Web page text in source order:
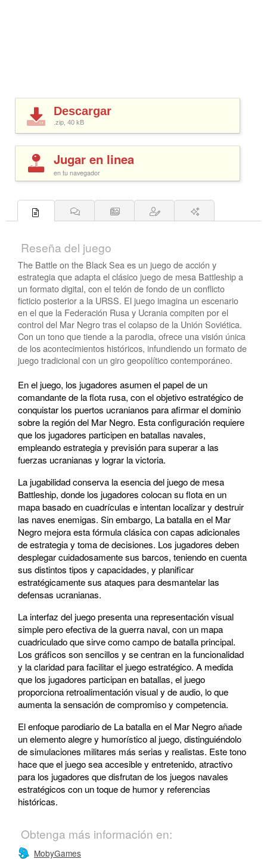
Descargar
.zip, 40 kB
Jugar en linea
en tu navegador
Reseña del juego
The Battle on the Black Sea es un juego de acción y
estrategia que adapta el clásico juego de mesa Battleship a
un formato digital, con el telón de fondo de un conflicto
ficticio posterior a la URSS. El juego imagina un escenario
en el que la Federación Rusa y Ucrania compiten por el
control del Mar Negro tras el colapso de la Unión Soviética.
Con un tono que tiende a la parodia, ofrece una visión única
de los acontecimientos históricos, infundiendo un formato de
juego tradicional con un giro geopolítico contemporáneo.
En el juego, los jugadores asumen el papel de un
comandante de la flota rusa, con el objetivo estratégico de
conquistar los puertos ucranianos para afirmar el dominio
sobre la región del Mar Negro. Esta configuración requiere
que los jugadores participen en batallas navales,
empleando estrategia y previsión para superar a las
fuerzas ucranianas y lograr la victoria.
La jugabilidad conserva la esencia del juego de mesa
Battleship, donde los jugadores colocan su flota en un
mapa basado en cuadrículas e intentan localizar y destruir
las naves enemigas. Sin embargo, La batalla en el Mar
Negro mejora esta fórmula clásica con capas adicionales
de estrategia y toma de decisiones. Los jugadores deben
desplegar cuidadosamente sus barcos, teniendo en cuenta
sus distintos tipos y capacidades, y planificar
estratégicamente sus ataques para desmantelar las
defensas ucranianas.
La interfaz del juego presenta una representación visual
simple pero efectiva de la guerra naval, con un mapa
cuadriculado que sirve como campo de batalla principal.
Los gráficos son sencillos y se centran en la funcionalidad
y la claridad para facilitar el juego estratégico. A medida
que los jugadores participan en batallas, el juego
proporciona retroalimentación visual y de audio, lo que
aumenta la sensación de compromiso y competencia.
El enfoque parodiario de La batalla en el Mar Negro añade
un elemento alegre y humorístico al juego, distinguiéndolo
de simulaciones militares más serias y realistas. Este tono
hace que el juego sea accesible y entretenido, atractivo
para los jugadores que disfrutan de los juegos navales
estratégicos con un toque de humor y referencias
históricas.
Obtenga más información en:
MobyGames